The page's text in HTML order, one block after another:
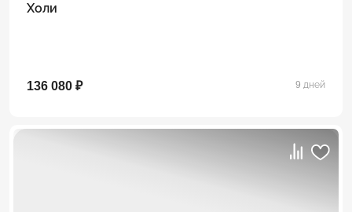
Холи
136 080 ₽ 9 дней